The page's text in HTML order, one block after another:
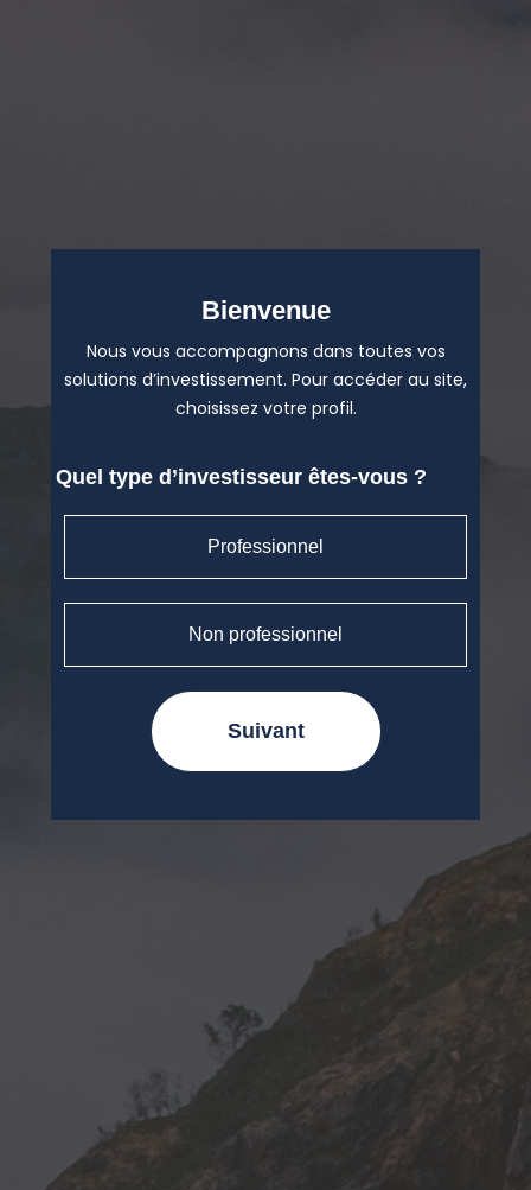
Bienvenue
Nous vous accompagnons dans toutes vos
solutions d’investissement. Pour accéder au site,
choisissez votre profil.
Quel type d’investisseur êtes-vous ?
Professionnel
Non professionnel
Suivant